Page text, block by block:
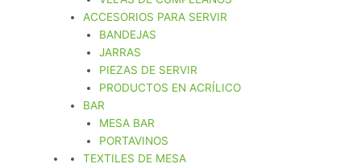
ACCESORIOS PARA SERVIR
BANDEJAS
JARRAS
PIEZAS DE SERVIR
PRODUCTOS EN ACRÍLICO
BAR
MESA BAR
PORTAVINOS
TEXTILES DE MESA